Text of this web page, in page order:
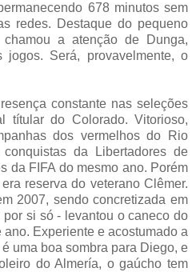
678 minutos sem
redes. Destaque do pequeno
a atenção de Dunga,
jogos. Será, provavelmente, o
constante nas seleções
títular do Colorado. Vitorioso,
dos vermelhos do Rio
da Libertadores de
da FIFA do mesmo ano. Porém
reserva do veterano Clêmer.
2007, sendo concretizada em
si só - levantou o caneco do
Experiente e acostumado a
uma boa sombra para Diego, e
do Almería, o gaúcho tem